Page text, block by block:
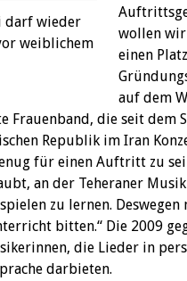
darf wieder
weiblichem
wollen wir
einen
auf dem
Frauenband, die seit dem
Republik im Iran
für einen Auftritt zu
an der Teheraner
zu lernen.
bitten.“ Die 2009
die Lieder in
darbieten.